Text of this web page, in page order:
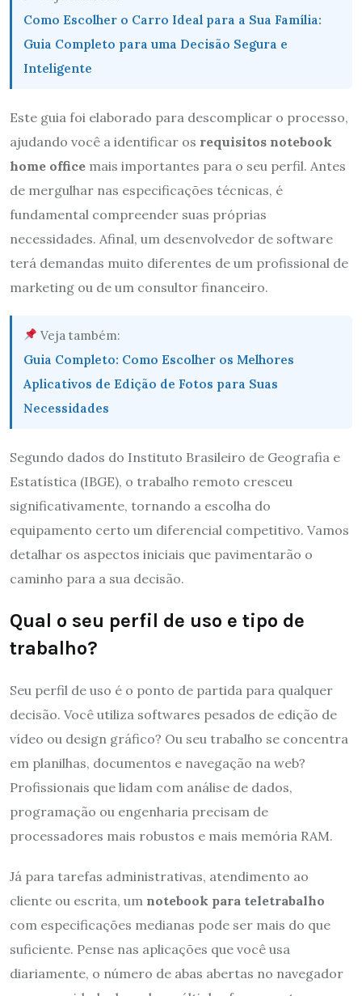
Como Escolher o Carro Ideal para a Sua Família:
Guia Completo para uma Decisão Segura e
Inteligente
Este guia foi elaborado para descomplicar o processo,
ajudando você a identificar os requisitos notebook
home office mais importantes para o seu perfil. Antes
de mergulhar nas especificações técnicas, é
fundamental compreender suas próprias
necessidades. Afinal, um desenvolvedor de software
terá demandas muito diferentes de um profissional de
marketing ou de um consultor financeiro.
Veja também:
Guia Completo: Como Escolher os Melhores
Aplicativos de Edição de Fotos para Suas
Necessidades
Segundo dados do Instituto Brasileiro de Geografia e
Estatística (IBGE), o trabalho remoto cresceu
significativamente, tornando a escolha do
equipamento certo um diferencial competitivo. Vamos
detalhar os aspectos iniciais que pavimentarão o
caminho para a sua decisão.
Qual o seu perfil de uso e tipo de
trabalho?
Seu perfil de uso é o ponto de partida para qualquer
decisão. Você utiliza softwares pesados de edição de
vídeo ou design gráfico? Ou seu trabalho se concentra
em planilhas, documentos e navegação na web?
Profissionais que lidam com análise de dados,
programação ou engenharia precisam de
processadores mais robustos e mais memória RAM.
Já para tarefas administrativas, atendimento ao
cliente ou escrita, um notebook para teletrabalho
com especificações medianas pode ser mais do que
suficiente. Pense nas aplicações que você usa
diariamente, o número de abas abertas no navegador